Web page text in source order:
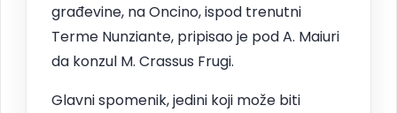
građevine, na Oncino, ispod trenutni
Terme Nunziante, pripisao je pod A. Maiuri
da konzul M. Crassus Frugi.
Glavni spomenik, jedini koji može biti